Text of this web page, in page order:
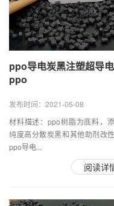
ppo导电炭黑注塑超导电
ppo
发布时间：2021-05-08
材料描述：ppo树脂为底料，
纯度高分散炭黑和其他助剂改
ppo导电...
阅读详